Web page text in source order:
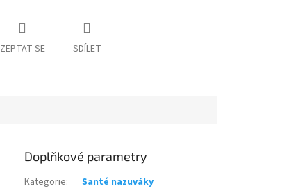
ZEPTAT SE SDÍLET
Doplňkové parametry
Kategorie:
Santé nazuváky